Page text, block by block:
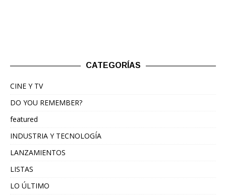
CATEGORÍAS
CINE Y TV
DO YOU REMEMBER?
featured
INDUSTRIA Y TECNOLOGÍA
LANZAMIENTOS
LISTAS
LO ÚLTIMO